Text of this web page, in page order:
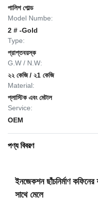
পালিশ গোল্ড
Model Numbe:
2 # -Gold
Type:
প্রাপ্তবয়স্ক
G.W / N.W:
২২ কেজি / ২1 কেজি
Material:
প্লাস্টিক এবং মেটাল
Service:
OEM
পণ্য বিবরণ
ইনজেকশন ছাঁচনির্মাণ কফিনের
সাথে মেলে